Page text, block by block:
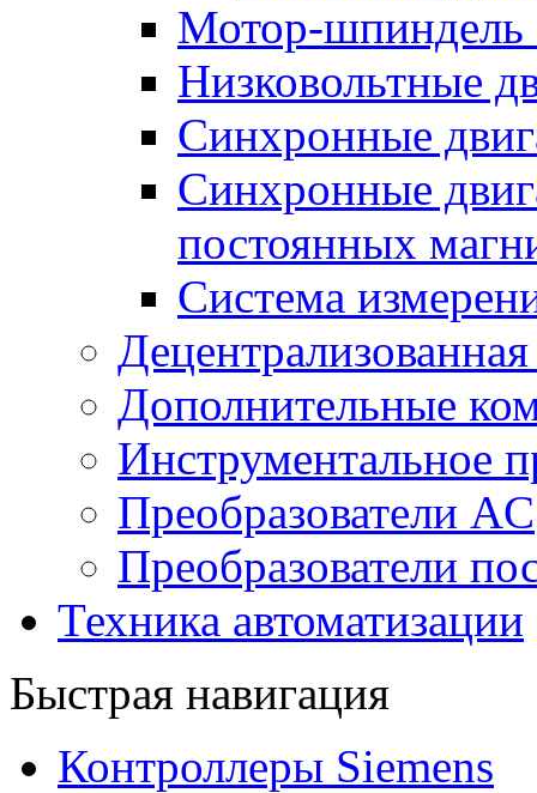
Мотор-шпиндель
Низковольтные
Синхронные
Синхронные
постоянных
Система
Дополнительные
Инструментальное
Преобразователи AC
Преобразователи
Техника автоматизации
Быстрая навигация
Контроллеры Siemens